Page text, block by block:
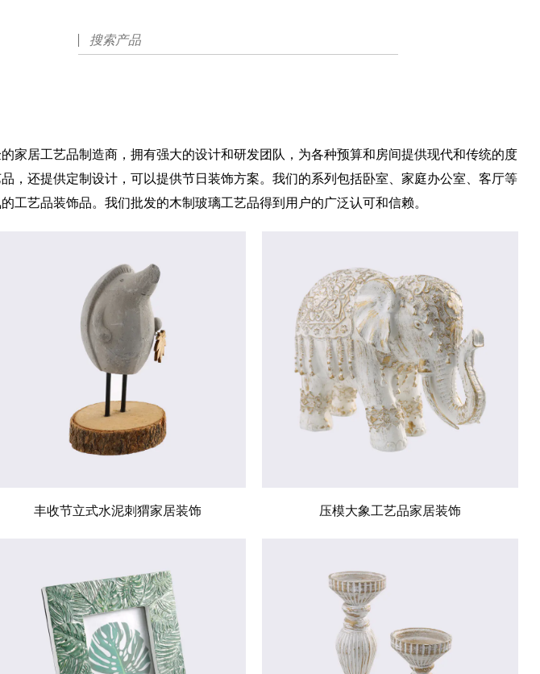
家居工艺品制造商，拥有强大的设计和研发团队，为各种预算和房间提供现代和传统的度
，还提供定制设计，可以提供节日装饰方案。我们的系列包括卧室、家庭办公室、客厅等
工艺品装饰品。我们批发的木制玻璃工艺品得到用户的广泛认可和信赖。
丰收节立式水泥刺猬家居装饰 压模大象工艺品家居装饰